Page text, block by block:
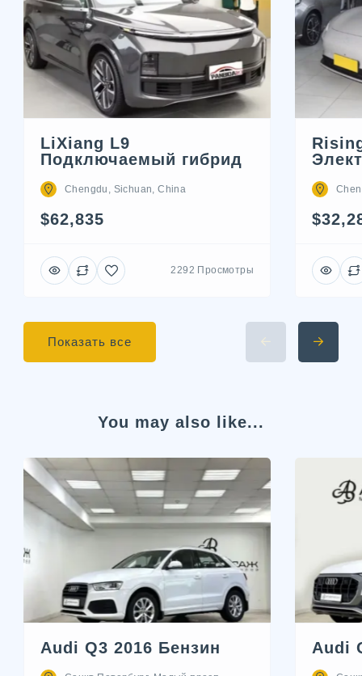
LiXiang L9
Подключаемый гибрид
Chengdu, Sichuan, China
$62,835
2292 Просмотры
Показать все
You may also like...
Audi Q3 2016 Бензин Audi